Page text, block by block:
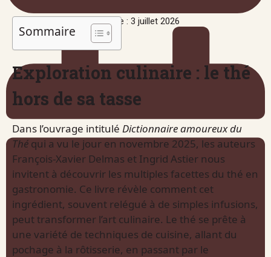
Publié le : 3 juillet 2026
Sommaire
Exploration culinaire : le thé
hors de sa tasse
Dans l’ouvrage intitulé Dictionnaire amoureux du
Thé qui a vu le jour en novembre 2025, les auteurs
François-Xavier Delmas et Ingrid Astier nous
invitent à découvrir les multiples facettes du thé en
gastronomie. Ce livre révèle comment cet
ingrédient, souvent relégué à de simples infusions,
peut transformer l’art culinaire. Le thé se prête à
une variété de techniques de cuisine, allant du
pochage à la rôtisserie, en passant par le